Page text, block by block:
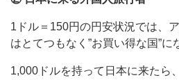
1ドル＝150円の円安状況では、
はとてつもなく”お買い得な国”に
1,000ドルを持って日本に来たら